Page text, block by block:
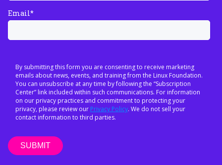
Email*
By submitting this form you are consenting to receive marketing
emails about news, events, and training from the Linux Foundation.
You can unsubscribe at any time by following the “Subscription
Center” link included within such communications. For information
on our privacy practices and commitment to protecting your
privacy, please review our Privacy Policy. We do not sell your
contact information to third parties.